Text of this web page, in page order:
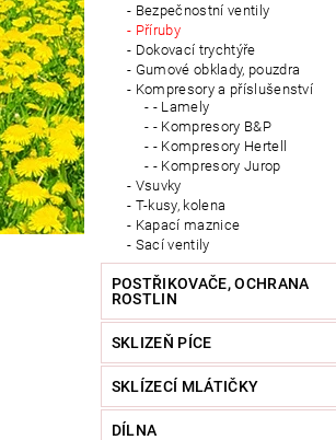
Bezpečnostní ventily
Příruby
Dokovací trychtýře
Gumové obklady, pouzdra
Kompresory a příslušenství
- Lamely
- Kompresory B&P
- Kompresory Hertell
- Kompresory Jurop
Vsuvky
T-kusy, kolena
Kapací maznice
Sací ventily
POSTŘIKOVAČE, OCHRANA
ROSTLIN
SKLIZEŇ PÍCE
SKLÍZECÍ MLÁTIČKY
DÍLNA